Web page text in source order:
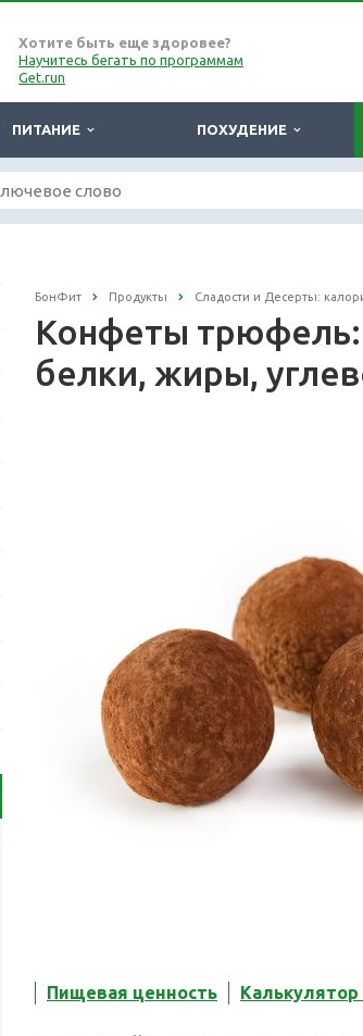
Хотите быть еще здоровее?
Научитесь бегать по программам
Get.run
ПИТАНИЕ ПОХУДЕНИЕ
БонФит Продукты Сладости и Десерты:
Конфеты трюфель:
белки, жиры,
Пищевая ценность